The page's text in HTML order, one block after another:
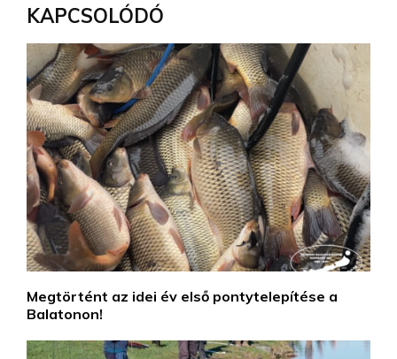
KAPCSOLÓDÓ
Megtörtént az idei év első pontytelepítése a
Balatonon!